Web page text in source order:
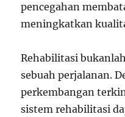
pencegahan
meningkatkan
Rehabilitasi
sebuah perjalanan.
perkembangan
sistem rehabilitasi